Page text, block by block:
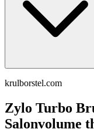
krulborstel.com
Zylo Turbo
Salonvolume